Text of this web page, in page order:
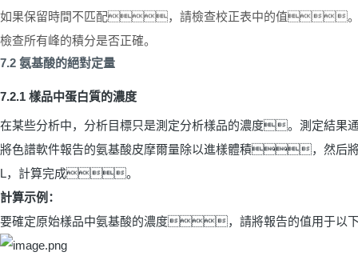
如果保留時間不匹配，請檢查校正表中的值
檢查所有峰的積分是否正確。
7.2 氨基酸的絕對定量
7.2.1 樣品中蛋白質的濃度
在某些分析中，分析目標只是測定分析樣品的濃度。測定結
將色譜軟件報告的氨基酸皮摩爾量除以進樣體積，然
L，計算完成。
計算示例：
要確定原始樣品中氨基酸的濃度，請將報告的值用于以